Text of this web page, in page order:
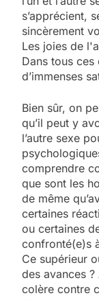
s’apprécient,
sincèrement
Les joies de
Dans tous
d’immenses
Bien sûr, on
qu’il peut y
l’autre sexe
comprendre
que sont les
de même
certaines
ou certaines
confronté(e)s
Ce supérieur
des avances
colère contre